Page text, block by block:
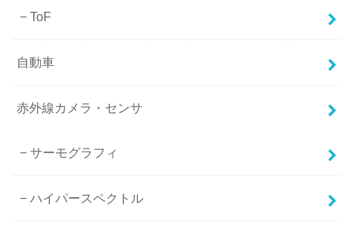
ToF
自動車
赤外線カメラ・センサ
サーモグラフィ
ハイパースペクトル